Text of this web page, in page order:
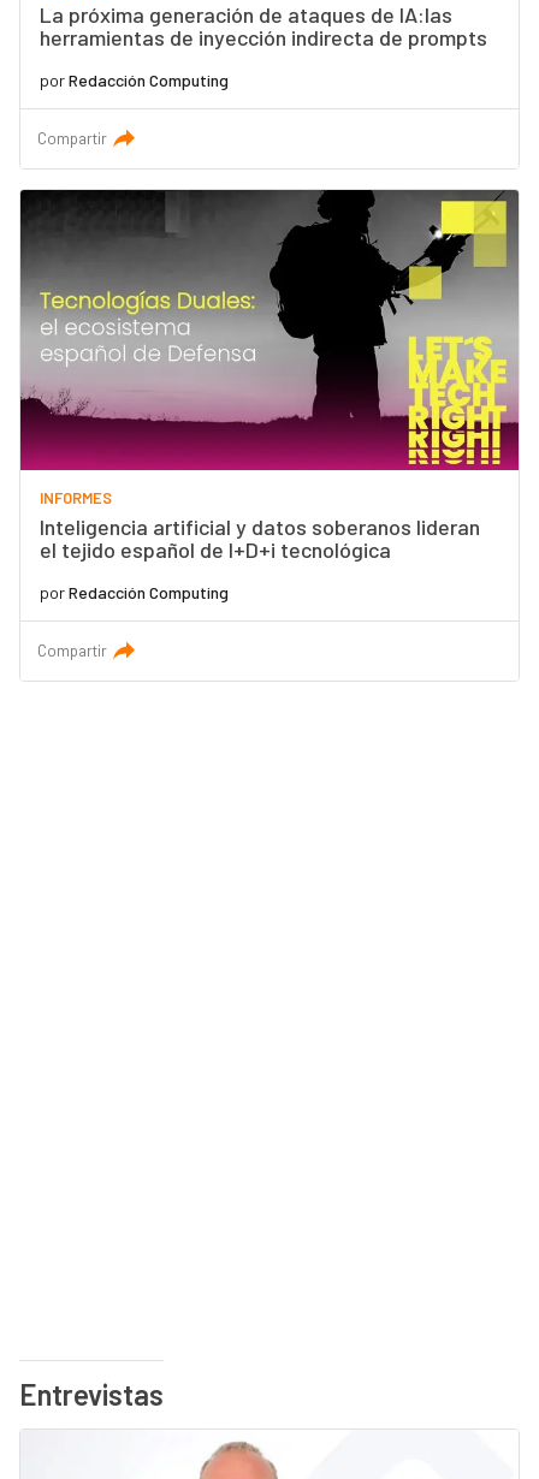
La próxima generación de ataques de IA:las
herramientas de inyección indirecta de prompts
porRedacción Computing
Compartir
INFORMES
Inteligencia artificial y datos soberanos lideran
el tejido español de I+D+i tecnológica
porRedacción Computing
Compartir
Entrevistas